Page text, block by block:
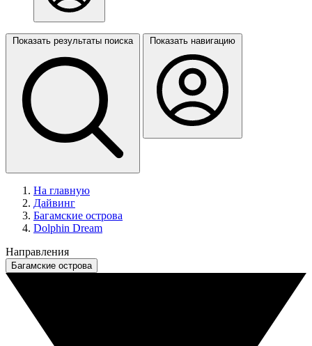
Показать результаты поиска Показать навигацию
На главную
Дайвинг
Багамские острова
Dolphin Dream
Направления
Багамские острова